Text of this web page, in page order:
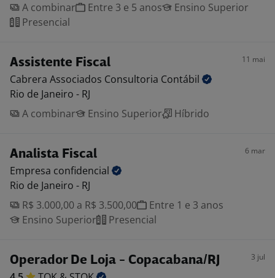
A combinar
Entre 3 e 5 anos
Ensino Superior
Presencial
Assistente Fiscal 11 mai
Cabrera Associados Consultoria Contábil
Rio de Janeiro - RJ
A combinar
Ensino Superior Híbrido
Analista Fiscal 6 mar
Empresa confidencial
Rio de Janeiro - RJ
R$ 3.000,00 a R$ 3.500,00
Entre 1 e 3 anos
Ensino Superior
Presencial
Operador De Loja - Copacabana/RJ 3 jul